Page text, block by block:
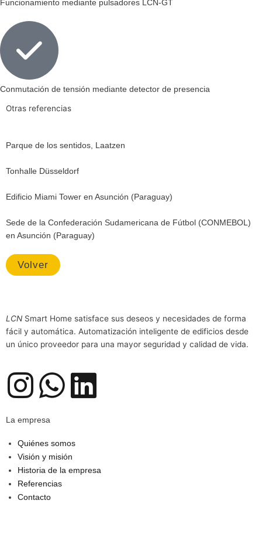
Funcionamiento mediante pulsadores LCN-GT
Conmutación de tensión mediante detector de presencia
Otras referencias
Parque de los sentidos, Laatzen
Tonhalle Düsseldorf
Edificio Miami Tower en Asunción (Paraguay)
Sede de la Confederación Sudamericana de Fútbol (CONMEBOL)
en Asunción (Paraguay)
Volver
LCN Smart Home satisface sus deseos y necesidades de forma
fácil y automática. Automatización inteligente de edificios desde
un único proveedor para una mayor seguridad y calidad de vida.
I
n
s
t
a
W
a
t
L
k
La empresa
Quiénes somos
Visión y misión
Historia de la empresa
Referencias
Contacto